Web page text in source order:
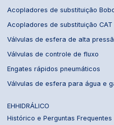
Acopladores de substituição
Acopladores de substituição CAT
Válvulas de esfera de alta
Válvulas de controle de fluxo
Engates rápidos pneumáticos
Válvulas de esfera para água e
EHHIDRÁLICO
Histórico e Perguntas Frequentes